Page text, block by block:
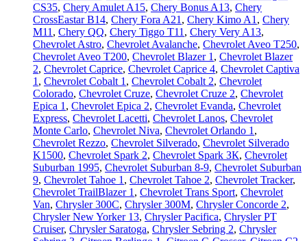
CS35, Chery Amulet A15, Chery Bonus A13, Chery
CrossEastar B14, Chery Fora A21 , Chery Kimo A1 , Chery
M11 , Chery QQ, Chery Tiggo T11 , Chery Very A13,
Chevrolet Astro, Chevrolet Avalanche, Chevrolet Aveo T250,
Chevrolet Aveo Т200, Chevrolet Blazer 1 , Chevrolet Blazer
2, Chevrolet Caprice, Chevrolet Caprice 4, Chevrolet Captiva
1 , Chevrolet Cobalt 1 , Chevrolet Cobalt 2, Chevrolet
Colorado, Chevrolet Cruze, Chevrolet Cruze 2, Chevrolet
Epica 1 , Chevrolet Epica 2, Chevrolet Evanda, Chevrolet
Express, Chevrolet Lacetti, Chevrolet Lanos, Chevrolet
Monte Carlo, Chevrolet Niva, Chevrolet Orlando 1 ,
Chevrolet Rezzo, Chevrolet Silverado, Chevrolet Silverado
K1500, Chevrolet Spark 2, Chevrolet Spark ЗК, Chevrolet
Suburban 1995, Chevrolet Suburban 8-9, Chevrolet Suburban
9, Chevrolet Tahoe 1 , Chevrolet Tahoe 2, Chevrolet Tracker,
Chevrolet TrailBlazer 1 , Chevrolet Trans Sport, Chevrolet
Van, Chrysler 300C, Chrysler 300M, Chrysler Concorde 2,
Chrysler New Yorker 13, Chrysler Pacifica, Chrysler PT
Cruiser, Chrysler Saratoga, Chrysler Sebring 2, Chrysler